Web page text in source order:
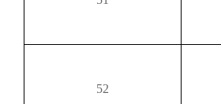
52